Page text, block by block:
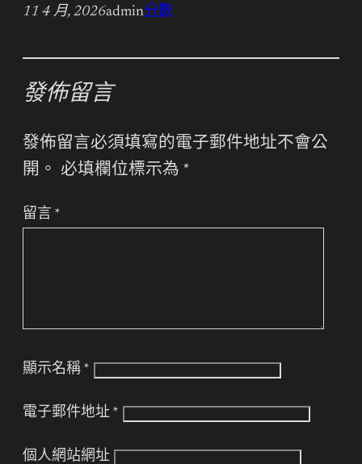
11 4 月, 2026admin分數
發佈留言
發佈留言必須填寫的電子郵件地址不會公
開。 必填欄位標示為 *
留言 *
顯示名稱 *
電子郵件地址 *
個人網站網址